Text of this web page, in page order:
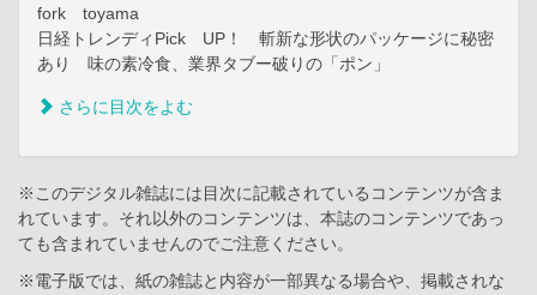
fork toyama
日経トレンディPick UP！ 斬新な形状のパッケージに秘密
あり 味の素冷食、業界タブー破りの「ポン」
さらに目次をよむ
※このデジタル雑誌には目次に記載されているコンテンツが含ま
れています。それ以外のコンテンツは、本誌のコンテンツであっ
ても含まれていませんのでご注意ください。
※電子版では、紙の雑誌と内容が一部異なる場合や、掲載されな